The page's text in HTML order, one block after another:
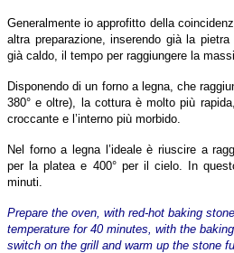
Generalmente io approfitto della
altra preparazione, inserendo già la
già caldo, il tempo per raggiungere la
Disponendo di un forno a legna, che
380° e oltre), la cottura è molto più
croccante e l’interno più morbido.
Nel forno a legna l’ideale è riuscire a
per la platea e 400° per il cielo. In
minuti.
Prepare the oven, with red-hot baking
temperature for 40 minutes, with the
switch on the grill and warm up the stone